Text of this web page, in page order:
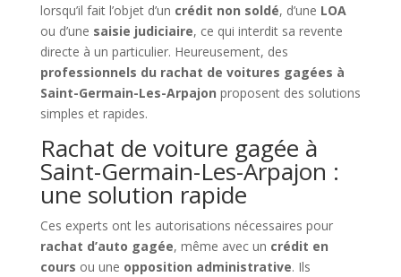
lorsqu’il fait l’objet d’un crédit non soldé, d’une LOA
ou d’une saisie judiciaire, ce qui interdit sa revente
directe à un particulier. Heureusement, des
professionnels du rachat de voitures gagées à
Saint-Germain-Les-Arpajon proposent des solutions
simples et rapides.
Rachat de voiture gagée à
Saint-Germain-Les-Arpajon :
une solution rapide
Ces experts ont les autorisations nécessaires pour
rachat d’auto gagée, même avec un crédit en
cours ou une opposition administrative. Ils